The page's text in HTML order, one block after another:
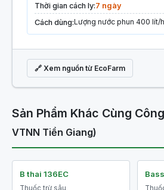
Thời gian cách ly:7 ngày
Cách dùng:Lượng nước phun 400 lít/
🔗 Xem nguồn từ EcoFarm
Sản Phẩm Khác Cùng
VTNN Tiền Giang)
B thai 136EC
Thuốc trừ sâu